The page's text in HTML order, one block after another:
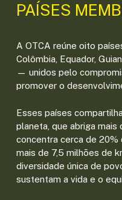
PAÍSES
A OTCA reúne oito
Colômbia, Equador,
— unidos pelo
promover o
Esses países
planeta, que abriga
concentra cerca de 20%
mais de 7,5 milhões de
diversidade única de
sustentam a vida e o